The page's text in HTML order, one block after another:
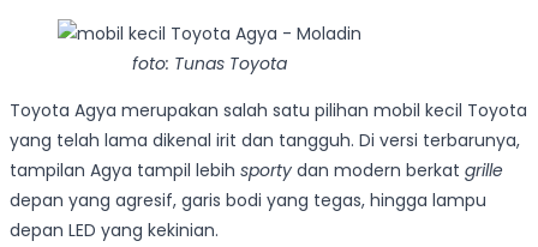
foto: Tunas Toyota
Toyota Agya merupakan salah satu pilihan mobil kecil Toyota
yang telah lama dikenal irit dan tangguh. Di versi terbarunya,
tampilan Agya tampil lebih sporty dan modern berkat grille
depan yang agresif, garis bodi yang tegas, hingga lampu
depan LED yang kekinian.